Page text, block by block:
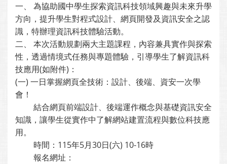
一、 為協助國中學生探索資訊科技領域興趣與未來升學
方向，提升學生對程式設計、網頁開發及資訊安全之認
識，特辦理資訊科技體驗活動。
二、 本次活動規劃兩大主題課程，內容兼具實作與探索
性，透過情境式任務與專題體驗，引導學生了解資訊科
技應用(如附件)：
(一) 一日掌握網頁全技術：設計、後端、資安一次學
會！
結合網頁前端設計、後端運作概念與基礎資訊安全
知識，讓學生從實作中了解網站建置流程與數位科技應
用。
時間：115年5月30日(六) 10-16時
報名網址：